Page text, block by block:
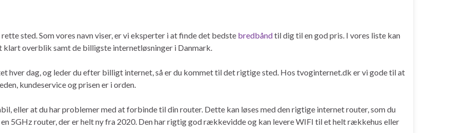
rette sted. Som vores navn viser, er vi eksperter i at finde det bedste bredbåndtil dig til en god pris. I vores liste kan
klart overblik samt de billigste internetløsninger i Danmark.
hver dag, og leder du efter billigt internet, så er du kommet til det rigtige sted. Hos tvoginternet.dk er vi gode til at
kundeservice og prisen er i orden.
eller at du har problemer med at forbinde til din router. Dette kan løses med den rigtige internet router, som du
5GHz router, der er helt ny fra 2020. Den har rigtig god rækkevidde og kan levere WIFI til et helt rækkehus eller